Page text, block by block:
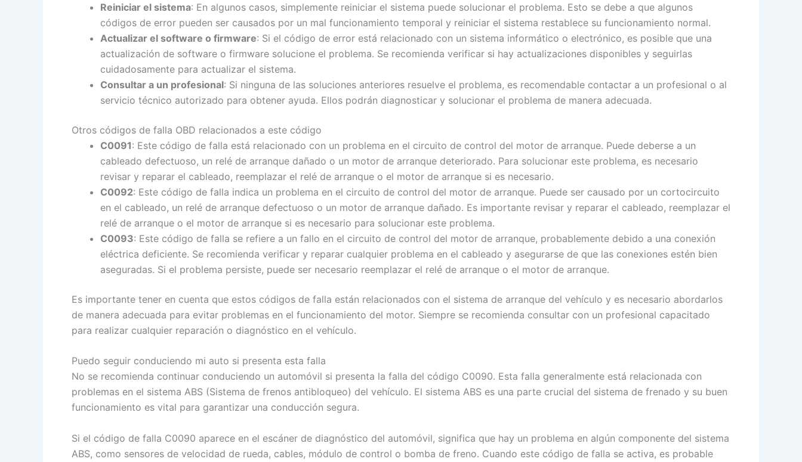
Reiniciar el sistema: En algunos casos, simplemente reiniciar el sistema puede solucionar el problema. Esto se debe a que algunos
códigos de error pueden ser causados por un mal funcionamiento temporal y reiniciar el sistema restablece su funcionamiento normal.
Actualizar el software o firmware: Si el código de error está relacionado con un sistema informático o electrónico, es posible que una
actualización de software o firmware solucione el problema. Se recomienda verificar si hay actualizaciones disponibles y seguirlas
cuidadosamente para actualizar el sistema.
Consultar a un profesional: Si ninguna de las soluciones anteriores resuelve el problema, es recomendable contactar a un profesional o al
servicio técnico autorizado para obtener ayuda. Ellos podrán diagnosticar y solucionar el problema de manera adecuada.
Otros códigos de falla OBD relacionados a este código
C0091: Este código de falla está relacionado con un problema en el circuito de control del motor de arranque. Puede deberse a un
cableado defectuoso, un relé de arranque dañado o un motor de arranque deteriorado. Para solucionar este problema, es necesario
revisar y reparar el cableado, reemplazar el relé de arranque o el motor de arranque si es necesario.
C0092: Este código de falla indica un problema en el circuito de control del motor de arranque. Puede ser causado por un cortocircuito
en el cableado, un relé de arranque defectuoso o un motor de arranque dañado. Es importante revisar y reparar el cableado, reemplazar el
relé de arranque o el motor de arranque si es necesario para solucionar este problema.
C0093: Este código de falla se refiere a un fallo en el circuito de control del motor de arranque, probablemente debido a una conexión
eléctrica deficiente. Se recomienda verificar y reparar cualquier problema en el cableado y asegurarse de que las conexiones estén bien
aseguradas. Si el problema persiste, puede ser necesario reemplazar el relé de arranque o el motor de arranque.
Es importante tener en cuenta que estos códigos de falla están relacionados con el sistema de arranque del vehículo y es necesario abordarlos
de manera adecuada para evitar problemas en el funcionamiento del motor. Siempre se recomienda consultar con un profesional capacitado
para realizar cualquier reparación o diagnóstico en el vehículo.
Puedo seguir conduciendo mi auto si presenta esta falla
No se recomienda continuar conduciendo un automóvil si presenta la falla del código C0090. Esta falla generalmente está relacionada con
problemas en el sistema ABS (Sistema de frenos antibloqueo) del vehículo. El sistema ABS es una parte crucial del sistema de frenado y su buen
funcionamiento es vital para garantizar una conducción segura.
Si el código de falla C0090 aparece en el escáner de diagnóstico del automóvil, significa que hay un problema en algún componente del sistema
ABS, como sensores de velocidad de rueda, cables, módulo de control o bomba de freno. Cuando este código de falla se activa, es probable